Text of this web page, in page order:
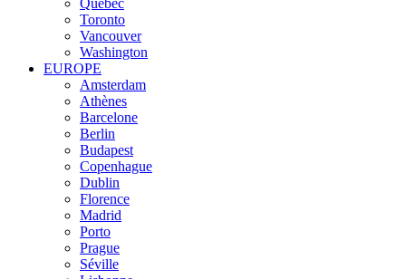
Québec
Toronto
Vancouver
Washington
EUROPE
Amsterdam
Athènes
Barcelone
Berlin
Budapest
Copenhague
Dublin
Florence
Madrid
Porto
Prague
Séville